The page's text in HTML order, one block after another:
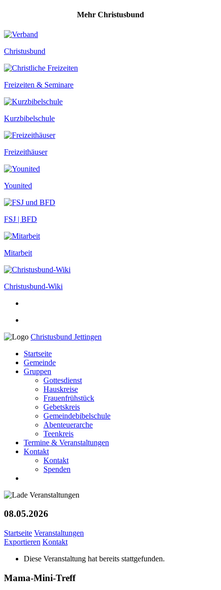
Mehr Christusbund
Christusbund
Freizeiten & Seminare
Kurzbibelschule
Freizeithäuser
Younited
FSJ | BFD
Mitarbeit
Christusbund-Wiki
Christusbund Jettingen
Startseite
Gemeinde
Gruppen
Gottesdienst
Hauskreise
Frauenfrühstück
Gebetskreis
Gemeindebibelschule
Abenteuerarche
Teenkreis
Termine & Veranstaltungen
Kontakt
Kontakt
Spenden
08.05.2026
Startseite Veranstaltungen
Exportieren Kontakt
Diese Veranstaltung hat bereits stattgefunden.
Mama-Mini-Treff